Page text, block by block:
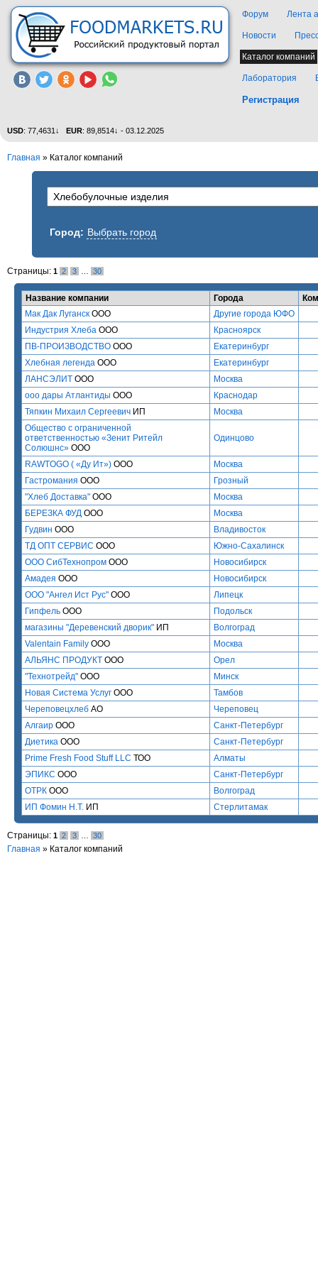
Форум Лента
Новости
Каталог компаний
Лаборатория
Регистрация
USD: 77,4631↓ EUR: 89,8514↓ - 03.12.2025
Главная » Каталог компаний
Город: Выбрать город
Страницы: 1 2 3 30
Название компании Города
Мак Дак Луганск ООО
Другие города ЮФО
Индустрия Хлеба ООО
Красноярск
ПВ-ПРОИЗВОДСТВО ООО
Екатеринбург
Хлебная легенда ООО
Екатеринбург
ЛАНСЭЛИТ ООО
Москва
ооо дары Атлантиды ООО
Краснодар
Тяпкин Михаил Сергеевич ИП
Москва
Общество с ограниченной
ответственностью «Зенит Ритейл
Солюшнс» ООО
Одинцово
RAWTOGO ( «Ду Ит») ООО
Москва
Гастромания ООО
Грозный
"Хлеб Доставка" ООО
Москва
БЕРЕЗКА ФУД ООО
Москва
Гудвин ООО
Владивосток
ТД ОПТ СЕРВИС ООО
Южно-Сахалинск
ООО СибТехнопром ООО
Новосибирск
Амадея ООО
Новосибирск
ООО "Ангел Ист Рус" ООО
Липецк
Гипфель ООО
Подольск
магазины "Деревенский дворик" ИП
Волгоград
Valentain Family ООО
Москва
АЛЬЯНС ПРОДУКТ ООО
Орел
"Технотрейд" ООО
Минск
Новая Система Услуг ООО
Тамбов
Череповецхлеб АО
Череповец
Алгаир ООО
Санкт-Петербург
Диетика ООО
Санкт-Петербург
Prime Fresh Food Stuff LLC ТОО
Алматы
ЭПИКС ООО
Санкт-Петербург
ОТРК ООО
Волгоград
ИП Фомин Н.Т. ИП Стерлитамак
Страницы: 1 2 3 30
Главная » Каталог компаний